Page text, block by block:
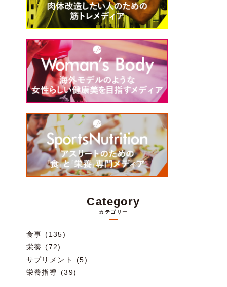
Category
カテゴリー
食事 (135)
栄養 (72)
サプリメント (5)
栄養指導 (39)